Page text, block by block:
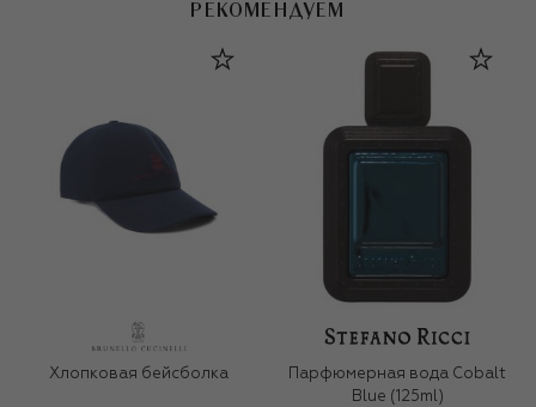
РЕКОМЕНДУЕМ
Хлопковая бейсболка
Парфюмерная вода Cobalt
Blue (125ml)